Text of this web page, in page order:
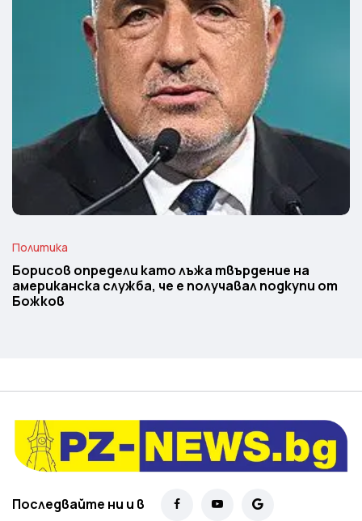
Политика
Борисов определи като лъжа твърдение на
американска служба, че е получавал подкупи от
Божков
Последвайте ни и в